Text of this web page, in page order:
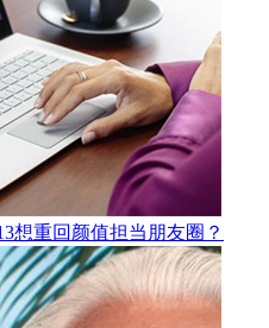
想重回颜值担当朋友圈？